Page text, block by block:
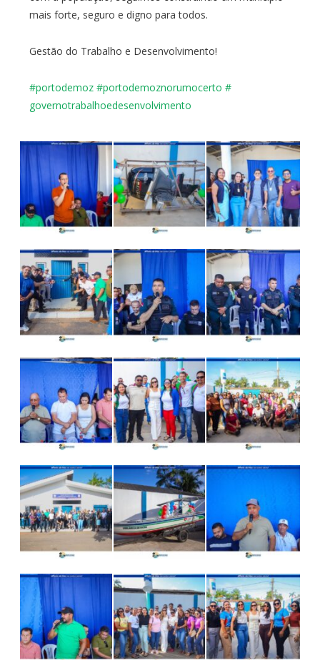
mais forte, seguro e digno para todos.
Gestão do Trabalho e Desenvolvimento!
#portodemoz #portodemoznorumocerto #
governotrabalhoedesenvolvimento